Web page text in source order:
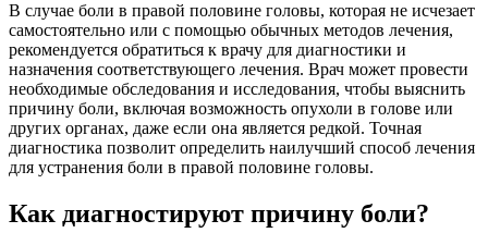
В случае боли в правой половине головы, которая не исчезает
самостоятельно или с помощью обычных методов лечения,
рекомендуется обратиться к врачу для диагностики и
назначения соответствующего лечения. Врач может провести
необходимые обследования и исследования, чтобы выяснить
причину боли, включая возможность опухоли в голове или
других органах, даже если она является редкой. Точная
диагностика позволит определить наилучший способ лечения
для устранения боли в правой половине головы.
Как диагностируют причину боли?